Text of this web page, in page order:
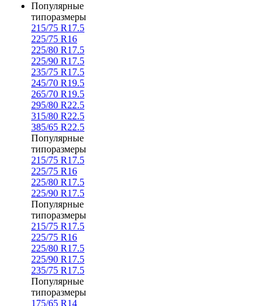
Популярные
типоразмеры
215/75 R17.5
225/75 R16
225/80 R17.5
225/90 R17.5
235/75 R17.5
245/70 R19.5
265/70 R19.5
295/80 R22.5
315/80 R22.5
385/65 R22.5
Популярные
типоразмеры
215/75 R17.5
225/75 R16
225/80 R17.5
225/90 R17.5
Популярные
типоразмеры
215/75 R17.5
225/75 R16
225/80 R17.5
225/90 R17.5
235/75 R17.5
Популярные
типоразмеры
175/65 R14